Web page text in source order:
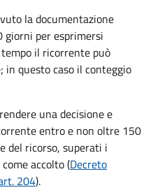
la documentazione
giorni per esprimersi
il ricorrente può
in questo caso il conteggio
una decisione e
entro e non oltre 150
del ricorso, superati i
accolto (Decreto
204).